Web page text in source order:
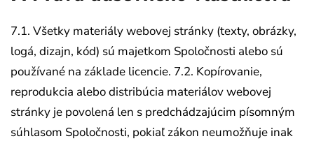
7.1. Všetky materiály webovej stránky (texty, obrázky,
logá, dizajn, kód) sú majetkom Spoločnosti alebo sú
používané na základe licencie. 7.2. Kopírovanie,
reprodukcia alebo distribúcia materiálov webovej
stránky je povolená len s predchádzajúcim písomným
súhlasom Spoločnosti, pokiaľ zákon neumožňuje inak